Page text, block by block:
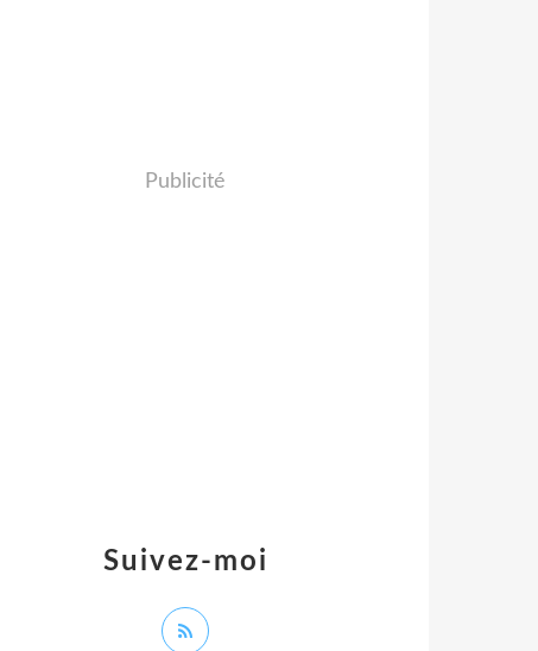
Suivez-moi
Publicité